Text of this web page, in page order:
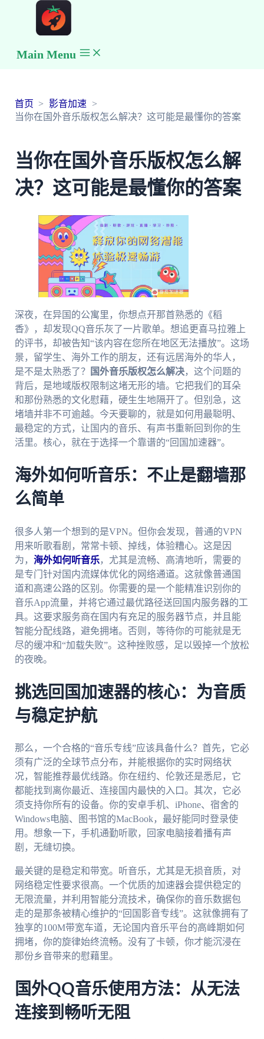
Main Menu
首页
影音加速
当你在国外音乐版权怎么解决？这可能是最懂你的答案
当你在国外音乐版权怎么解
决？这可能是最懂你的答案
深夜，在异国的公寓里，你想点开那首熟悉的《稻
香》，却发现QQ音乐灰了一片歌单。想追更喜马拉雅上
的评书，却被告知“该内容在您所在地区无法播放”。这场
景，留学生、海外工作的朋友，还有远居海外的华人，
是不是太熟悉了？
国外音乐版权怎么解决，这个问题的
背后，是地域版权限制这堵无形的墙。它把我们的耳朵
和那份熟悉的文化慰藉，硬生生地隔开了。但别急，这
堵墙并非不可逾越。今天要聊的，就是如何用最聪明、
最稳定的方式，让国内的音乐、有声书重新回到你的生
活里。核心，就在于选择一个靠谱的“回国加速器”。
海外如何听音乐：不止是翻墙那
么简单
很多人第一个想到的是VPN。但你会发现，普通的VPN
用来听歌看剧，常常卡顿、掉线，体验糟心。这是因
为， 海外如何听音乐，尤其是流畅、高清地听，需要的
是专门针对国内流媒体优化的网络通道。这就像普通国
道和高速公路的区别。你需要的是一个能精准识别你的
音乐App流量，并将它通过最优路径送回国内服务器的工
具。这要求服务商在国内有充足的服务器节点，并且能
智能分配线路，避免拥堵。否则，等待你的可能就是无
尽的缓冲和“加载失败”。这种挫败感，足以毁掉一个放松
的夜晚。
挑选回国加速器的核心：为音质
与稳定护航
那么，一个合格的“音乐专线”应该具备什么？首先，它必
须有广泛的全球节点分布，并能根据你的实时网络状
况，智能推荐最优线路。你在纽约、伦敦还是悉尼，它
都能找到离你最近、连接国内最快的入口。其次，它必
须支持你所有的设备。你的安卓手机、iPhone、宿舍的
Windows电脑、图书馆的MacBook，最好能同时登录使
用。想象一下，手机通勤听歌，回家电脑接着播有声
剧，无缝切换。
最关键的是稳定和带宽。听音乐，尤其是无损音质，对
网络稳定性要求很高。一个优质的加速器会提供稳定的
无限流量，并利用智能分流技术，确保你的音乐数据包
走的是那条被精心维护的“回国影音专线”。这就像拥有了
独享的100M带宽车道，无论国内音乐平台的高峰期如何
拥堵，你的旋律始终流畅。没有了卡顿，你才能沉浸在
那份乡音带来的慰藉里。
国外QQ音乐使用方法：从无法
连接到畅听无阻